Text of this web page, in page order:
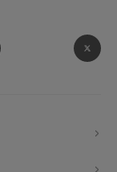
tenter par sa
short et d’une